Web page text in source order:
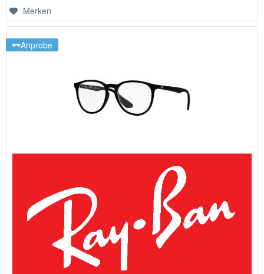
Merken
Anprobe